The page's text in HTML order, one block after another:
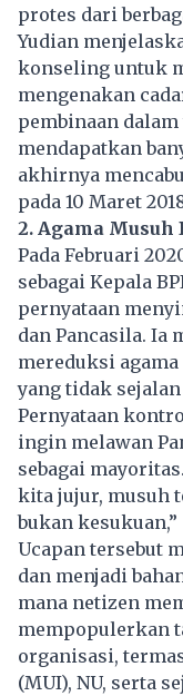
protes dari
Yudian
konseling untuk
mengenakan
pembinaan
mendapatkan
akhirnya
pada 10 Maret
2. Agama Musuh
Pada Februari
sebagai Kepala
pernyataan
dan Pancasila. Ia
mereduksi
yang tidak
Pernyataan
ingin melawan
sebagai
kita jujur, musuh
bukan kesukuan,”
Ucapan tersebut
dan menjadi
mana netizen
mempopulerkan
organisasi,
(MUI), NU, serta